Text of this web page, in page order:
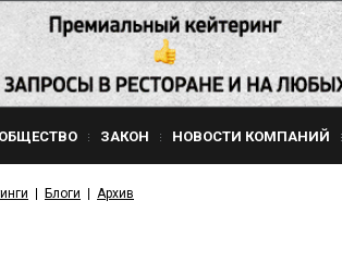
ОБЩЕСТВО ЗАКОН НОВОСТИ КОМПАНИЙ
Блоги Архив